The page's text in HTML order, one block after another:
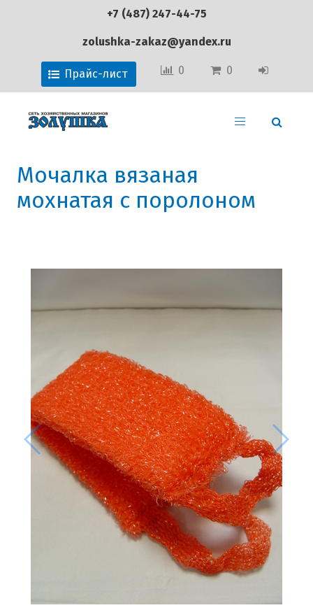
+7 (487) 247-44-75
zolushka-zakaz@yandex.ru
Прайс-лист 0 0
Мочалка вязаная
мохнатая с поролоном